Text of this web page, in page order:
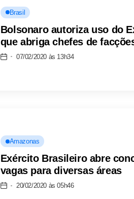
Brasil
Bolsonaro autoriza uso do
que abriga chefes de
07/02/2020 às 13h34
Amazonas
Exército Brasileiro abre
vagas para diversas áreas
20/02/2020 às 05h46